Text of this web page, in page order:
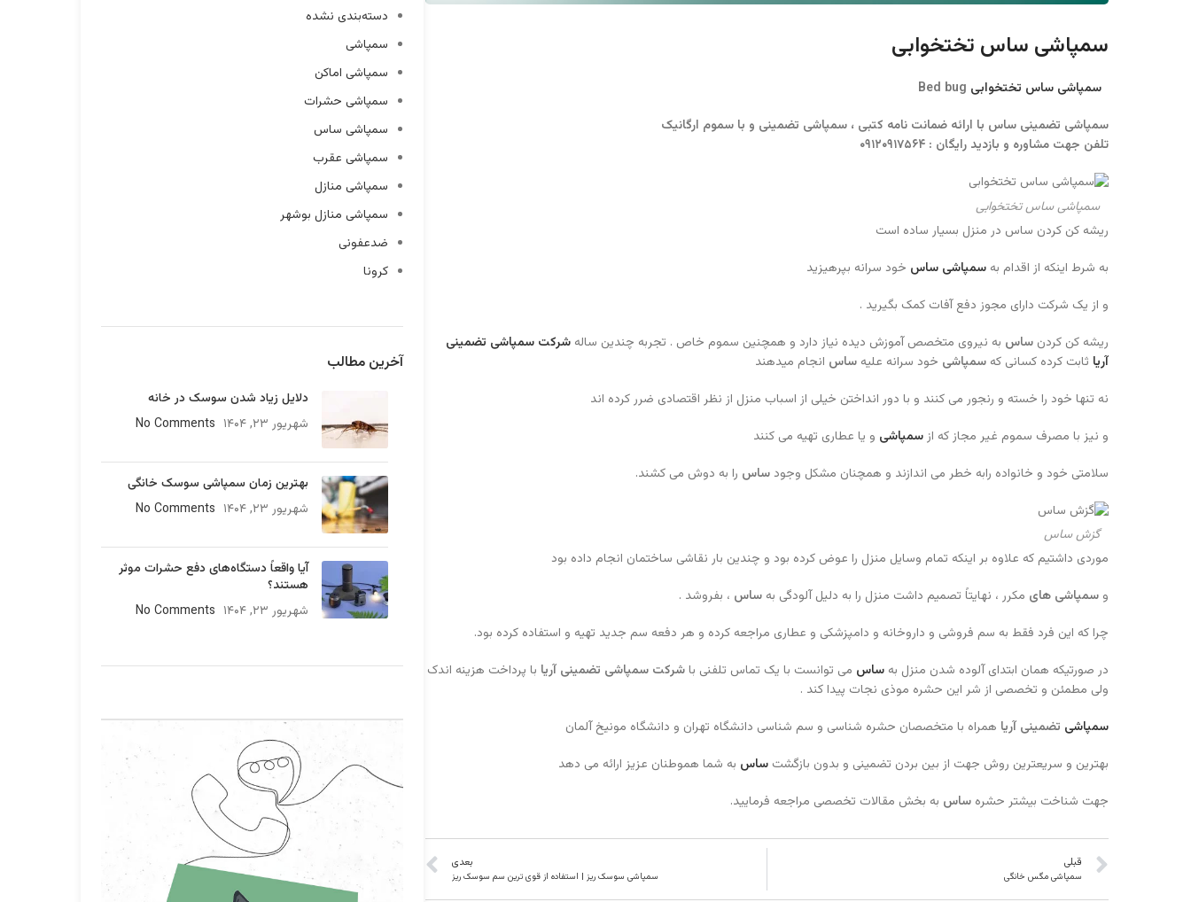
سمپاشی ساس تختخوابی
سمپاشی ساس تختخوابی
سمپاشی تضمینی ساس با ارائه ضمانت نامه کتبی ، سمپاشی تضمینی و با سموم ارگانیک
تلفن جهت مشاوره و بازدید رایگان : ۰۹۱۲۰۹۱۷۵۶۴
سمپاشی ساس تختخوابی
ریشه کن کردن ساس در منزل بسیار ساده است
به شرط اینکه از اقدام به سمپاشی ساس خود سرانه بپرهیزید
و از یک شرکت دارای مجوز دفع آفات کمک بگیرید .
ریشه کن کردن ساس به نیروی متخصص آموزش دیده نیاز دارد و همچنین سموم خاص . تجربه چندین ساله شرکت سمپاشی تضمینی
آریا ثابت کرده کسانی که سمپاشی خود سرانه علیه ساس انجام میدهند
نه تنها خود را خسته و رنجور می کنند و با دور انداختن خیلی از اسباب منزل از نظر اقتصادی ضرر کرده اند
و نیز با مصرف سموم غیر مجاز که ازسمپاشی و یا عطاری تهیه می کنند
سلامتی خود و خانواده رابه خطر می اندازند و همچنان مشکل وجود ساس را به دوش می کشند.
گزش ساس
موردی داشتیم که علاوه بر اینکه تمام وسایل منزل را عوض کرده بود و چندین بار نقاشی ساختمان انجام داده بود
و سمپاشی های مکرر ، نهایتاً تصمیم داشت منزل را به دلیل آلودگی به ساس ، بفروشد .
چرا که این فرد فقط به سم فروشی و داروخانه و دامپزشکی و عطاری مراجعه کرده و هر دفعه سم جدید تهیه و استفاده کرده بود.
در صورتیکه همان ابتدای آلوده شدن منزل به ساس می توانست با یک تماس تلفنی با شرکت سمپاشی تضمینی آریا با پرداخت هزینه اندک
ولی مطمئن و تخصصی از شر این حشره موذی نجات پیدا کند .
سمپاشی تضمینی آریا همراه با متخصصان حشره شناسی و سم شناسی دانشگاه تهران و دانشگاه مونیخ آلمان
بهترین و سریعترین روش جهت از بین بردن تضمینی و بدون بازگشت ساس به شما هموطنان عزیز ارائه می دهد
جهت شناخت بیشتر حشره ساس به بخش مقالات تخصصی مراجعه فرمایید.
قبلی
سمپاشی مگس خانگی
بعدی
سمپاشی سوسک ریز | استفاده از قوی ترین سم سوسک ریز
دسته‌بندی نشده
سمپاشی
سمپاشی اماکن
سمپاشی حشرات
سمپاشی ساس
سمپاشی عقرب
سمپاشی منازل
سمپاشی منازل بوشهر
ضدعفونی
کرونا
آخرین مطالب
دلایل زیاد شدن سوسک در خانه
شهریور ۲۳, ۱۴۰۴
No Comments
بهترین زمان سمپاشی سوسک خانگی
شهریور ۲۳, ۱۴۰۴
No Comments
آیا واقعاً دستگاه‌های دفع حشرات موثر
هستند؟
شهریور ۲۳, ۱۴۰۴
No Comments